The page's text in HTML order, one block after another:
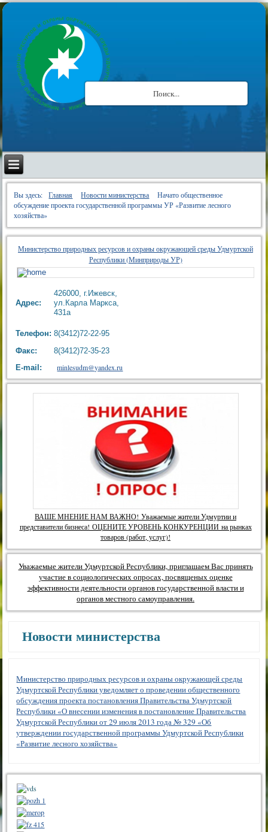
Вы здесь:Главная Новости министерства
Начато общественное
обсуждение проекта государственной программы УР «Развитие лесного
хозяйства»
Министерство природных ресурсов и охраны окружающей среды Удмуртской
Республики (Минприроды УР)
Адрес:
426000, г.Ижевск,
ул.Карла Маркса,
431а
Телефон: 8(3412)72-22-95
Факс:
8(3412)72-35-23
E-mail:
minlesudm@yandex.ru
ВАШЕ МНЕНИЕ НАМ ВАЖНО! Уважаемые жители Удмуртии и
представители бизнеса! ОЦЕНИТЕ УРОВЕНЬ КОНКУРЕНЦИИ на рынках
товаров (работ, услуг)!
Уважаемые жители Удмуртской Республики, приглашаем Вас принять
участие в социологических опросах, посвященых оценке
эффективности деятельности органов государственной власти и
органов местного самоуправления.
Новости министерства
Министерство природных ресурсов и охраны окружающей среды
Удмуртской Республики уведомляет о проведении общественного
обсуждения проекта постановления Правительства Удмуртской
Республики «О внесении изменения в постановление Правительства
Удмуртской Республики от 29 июля 2013 года № 329 «Об
утверждении государственной программы Удмуртской Республики
«Развитие лесного хозяйства»